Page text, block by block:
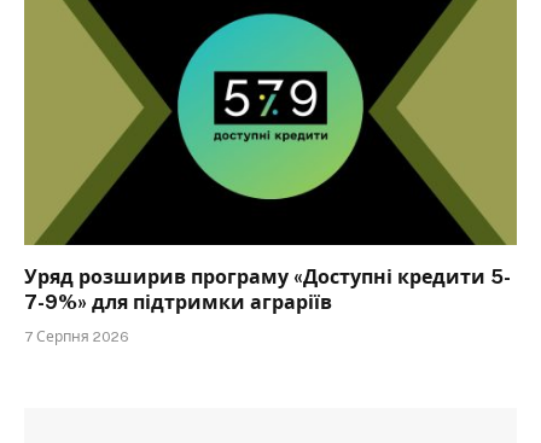
Уряд розширив програму «Доступні кредити 5-
7-9%» для підтримки аграріїв
7 Серпня 2026